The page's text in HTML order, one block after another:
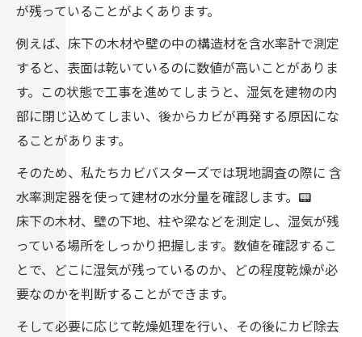
が残っていることがよくあります。
例えば、床下の木材や壁の中の構造材を含水率計で測定
すると、表面は乾いているのに数値が高いことがありま
す。この状態で工事を進めてしまうと、湿気を建物の内
部に閉じ込めてしまい、後からカビが再発する原因にな
ることがあります。
そのため、私たちカビバスターズでは現地調査の際に 含
水率測定器を使って建材の水分量を確認します。📟
床下の木材、壁の下地、柱や梁などを測定し、湿気が残
っている場所をしっかり把握します。数値を確認するこ
とで、どこに湿気が残っているのか、どの程度乾燥が必
要なのかを判断することができます。
そして必要に応じて乾燥処理を行い、その後にカビ除去